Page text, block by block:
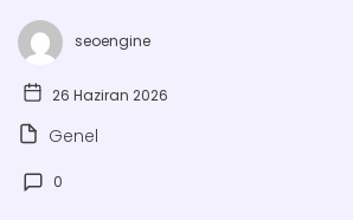
seoengine
26 Haziran 2026
Genel
0